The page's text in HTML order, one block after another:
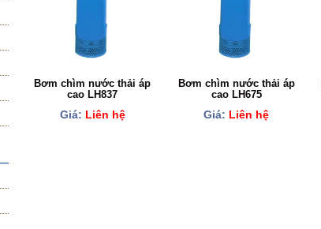
Bơm chìm nước thải áp
cao LH837
Giá: Liên hệ
Bơm chìm nước thải áp
cao LH675
Giá: Liên hệ